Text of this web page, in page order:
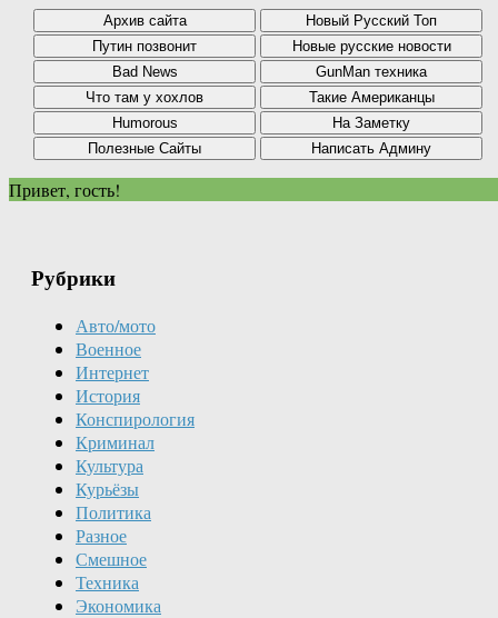
Привет, гость!
Рубрики
Авто/мото
Военное
Интернет
История
Конспирология
Криминал
Культура
Курьёзы
Политика
Разное
Смешное
Техника
Экономика